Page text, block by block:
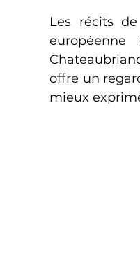
Les récits
offre un
mieux